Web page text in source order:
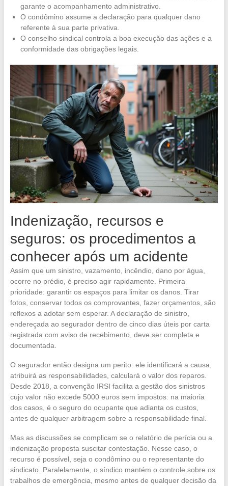
garante o acompanhamento administrativo.
O condômino assume a declaração para qualquer dano
referente à sua parte privativa.
O conselho sindical controla a boa execução das ações e a
conformidade das obrigações legais.
Indenização, recursos e
seguros: os procedimentos a
conhecer após um acidente
Assim que um sinistro, vazamento, incêndio, dano por água,
ocorre no prédio, é preciso agir rapidamente. Primeira
prioridade: garantir os espaços para limitar os danos. Tirar
fotos, conservar todos os comprovantes, fazer orçamentos, são
reflexos a adotar sem esperar. A declaração de sinistro,
endereçada ao segurador dentro de cinco dias úteis por carta
registrada com aviso de recebimento, deve ser completa e
documentada.
O segurador então designa um perito: ele identificará a causa,
atribuirá as responsabilidades, calculará o valor dos reparos.
Desde 2018, a convenção IRSI facilita a gestão dos sinistros
cujo valor não excede 5000 euros sem impostos: na maioria
dos casos, é o seguro do ocupante que adianta os custos,
antes de qualquer arbitragem sobre a responsabilidade final.
Mas as discussões se complicam se o relatório de perícia ou a
indenização proposta suscitar contestação. Nesse caso, o
recurso é possível, seja o condômino ou o representante do
sindicato. Paralelamente, o síndico mantém o controle sobre os
trabalhos de emergência, mesmo antes de qualquer decisão da